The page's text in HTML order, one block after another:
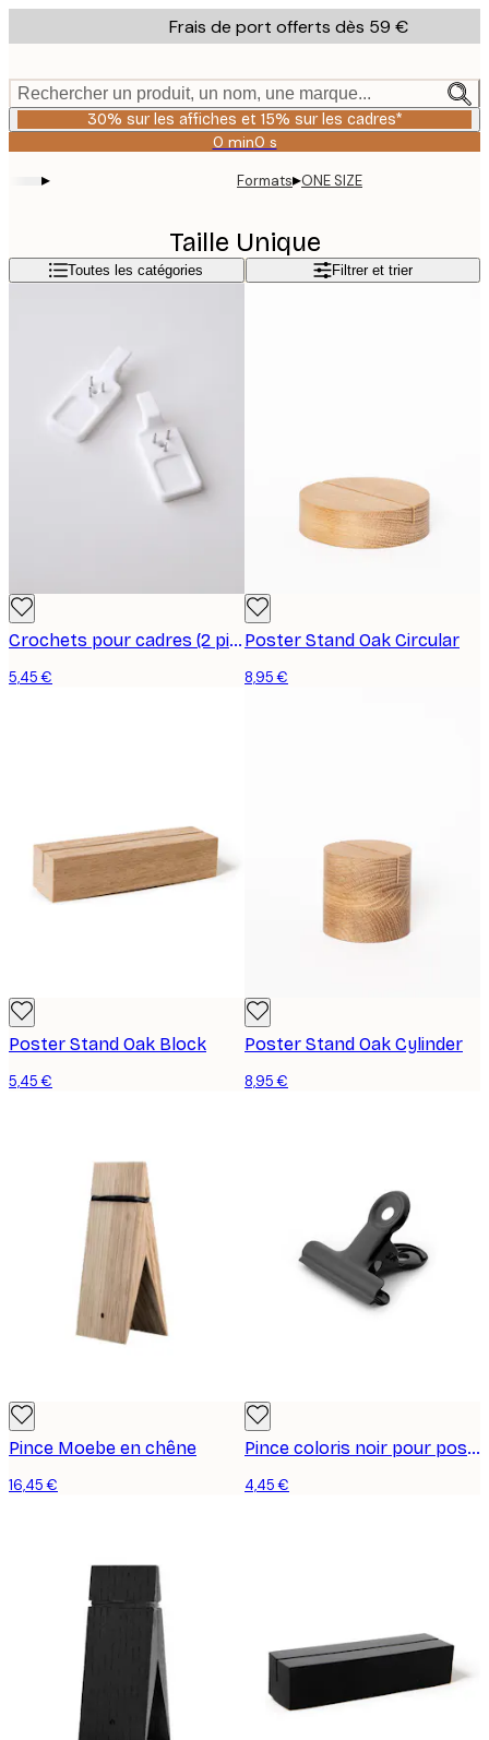
to
content.
Frais de port offerts dès 59 €
Rechercher un produit, un nom, une marque...
30% sur les affiches et 15% sur les cadres*
0 min0 s
Valable
jusqu'au
:
08-
06
▸ Formats▸ONE SIZE
Taille Unique
Toutes les catégories Filtrer et trier
Crochets pour cadres (2 pièces)
5,45 €
Poster Stand Oak Circular
8,95 €
Poster Stand Oak Block
5,45 €
Poster Stand Oak Cylinder
8,95 €
Pince Moebe en chêne
16,45 €
Pince coloris noir pour posters, moyen format
4,45 €